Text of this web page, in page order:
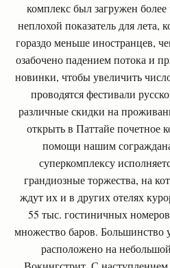
комплекс был загружен
неплохой показатель для лета,
гораздо меньше иностранцев,
озабочено падением потока и
новинки, чтобы увеличить
проводятся фестивали
различные скидки на
открыть в Паттайе почетное
помощи нашим
суперкомплексу
грандиозные торжества, на
ждут их и в других отелях
55 тыс. гостиничных
множество баров. Большинство
расположено на